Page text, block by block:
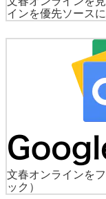
インを優先ソースに
文春オンラインを
ック）